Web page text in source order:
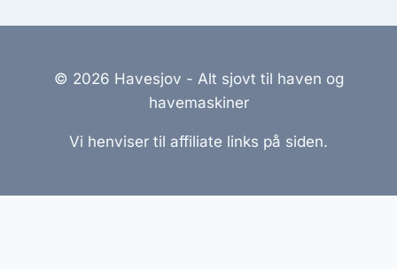
© 2026 Havesjov - Alt sjovt til haven og
havemaskiner
Vi henviser til affiliate links på siden.